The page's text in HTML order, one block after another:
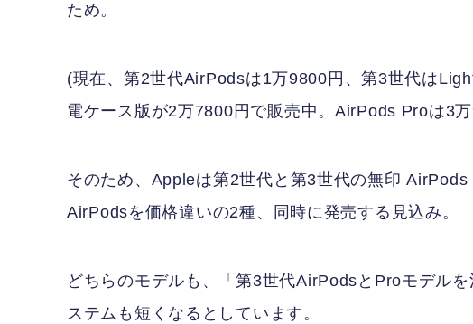
ため。
(現在、第2世代AirPodsは1万9800円、第3世代は
電ケース版が2万7800円で販売中。AirPods Proは3
そのため、Appleは第2世代と第3世代の無印
AirPodsを価格違いの2種、同時に発売する見込み。
どちらのモデルも、「第3世代AirPodsとProモデル
ステムも短くなるとしています。